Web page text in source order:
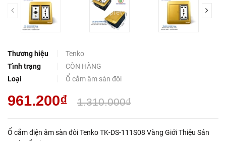
prev
Thương hiệu
Tenko
Tình trạng
CÒN HÀNG
Loại
Ổ cắm âm sàn đôi
961.200₫ 1.310.000₫
Ổ cắm điện âm sàn đôi Tenko TK-DS-111S08 Vàng Giới Thiệu Sản